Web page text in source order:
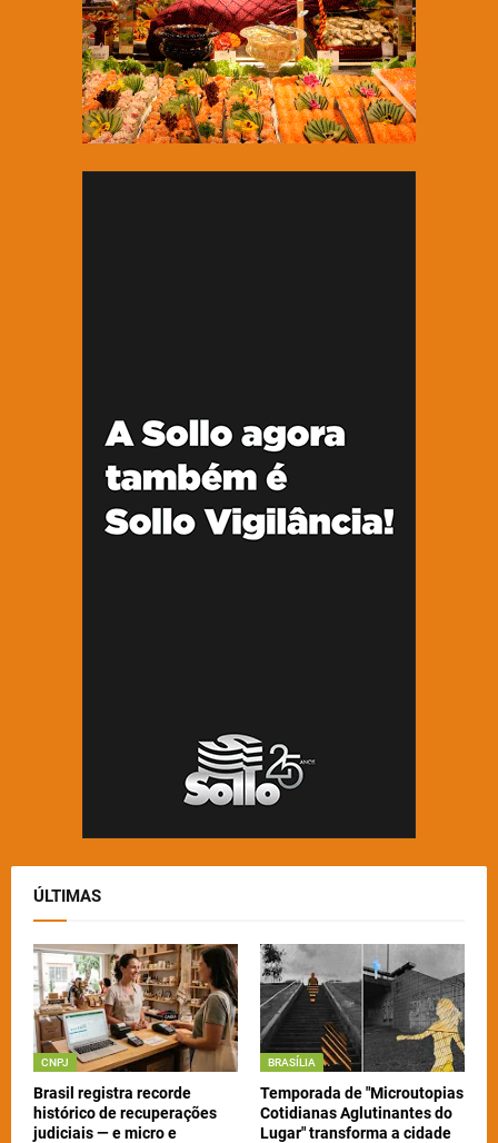
ÚLTIMAS
CNPJ
Brasil registra recorde
histórico de recuperações
judiciais — e micro e
BRASÍLIA
Temporada de "Microutopias
Cotidianas Aglutinantes do
Lugar" transforma a cidade